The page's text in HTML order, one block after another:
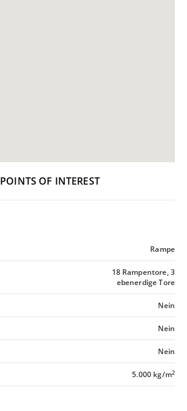
POINTS OF INTEREST
Rampe
18 Rampentore, 3
ebenerdige Tore
Nein
Nein
Nein
5.000 kg/m2